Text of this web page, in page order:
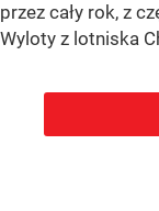
przez cały rok, z
Wyloty z lotniska